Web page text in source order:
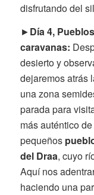
disfrutando del
►Día 4,
caravanas:
desierto y
dejaremos atrás
una zona
parada para
más auténtico
pequeños
del Draa, cuyo
Aquí nos
haciendo una